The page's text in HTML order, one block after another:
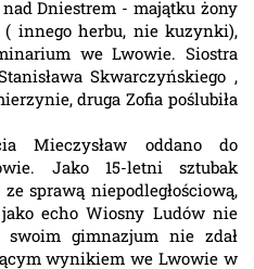
Dniestrem - majątku żony
innego herbu, nie kuzynki),
we Lwowie. Siostra
Skwarczyńskiego ,
druga Zofia poślubiła
Mieczysław oddano do
Jako 15-letni sztubak
sprawą niepodległościową,
echo Wiosny Ludów nie
swoim gimnazjum nie zdał
wynikiem we Lwowie w